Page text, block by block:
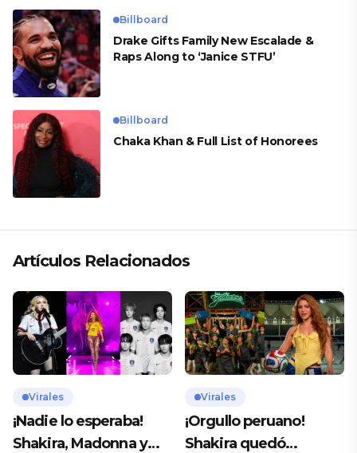
Billboard
Drake Gifts Family New Escalade &
Raps Along to ‘Janice STFU’
Billboard
Chaka Khan & Full List of Honorees
Artículos Relacionados
Virales
¡Nadie lo esperaba!
Shakira, Madonna y
Virales
¡Orgullo peruano!
Shakira quedó